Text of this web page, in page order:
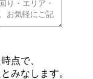
点で、
みなします。